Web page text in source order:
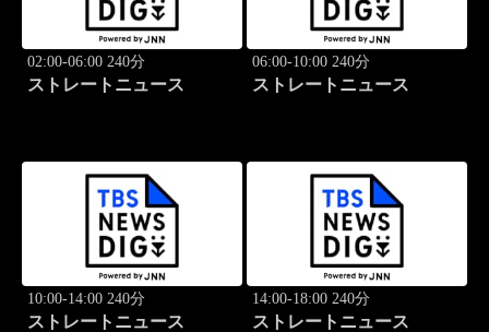
02:00-06:00 240分
ストレートニュース
06:00-10:00 240分
ストレートニュース
10:00-14:00 240分
ストレートニュース
14:00-18:00 240分
ストレートニュース